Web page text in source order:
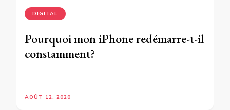
DIGITAL
Pourquoi mon iPhone redémarre-t-il
constamment?
AOÛT 12, 2020